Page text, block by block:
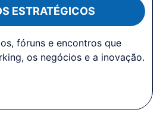
ESTRATÉGICOS
fóruns e encontros que
os negócios e a inovação.